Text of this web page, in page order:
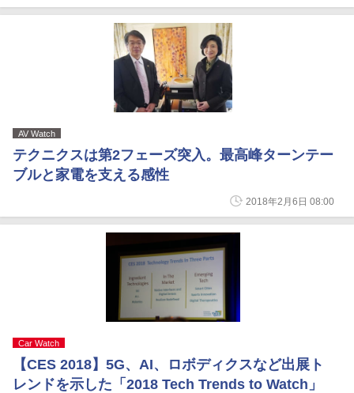
AV Watch
テクニクスは第2フェーズ突入。最高峰ターンテー
ブルと家電を支える感性
2018年2月6日 08:00
Car Watch
【CES 2018】5G、AI、ロボディクスなど出展ト
レンドを示した「2018 Tech Trends to Watch」